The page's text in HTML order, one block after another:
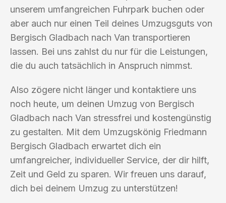
unserem umfangreichen Fuhrpark buchen oder
aber auch nur einen Teil deines Umzugsguts von
Bergisch Gladbach nach Van transportieren
lassen. Bei uns zahlst du nur für die Leistungen,
die du auch tatsächlich in Anspruch nimmst.
Also zögere nicht länger und kontaktiere uns
noch heute, um deinen Umzug von Bergisch
Gladbach nach Van stressfrei und kostengünstig
zu gestalten. Mit dem Umzugskönig Friedmann
Bergisch Gladbach erwartet dich ein
umfangreicher, individueller Service, der dir hilft,
Zeit und Geld zu sparen. Wir freuen uns darauf,
dich bei deinem Umzug zu unterstützen!